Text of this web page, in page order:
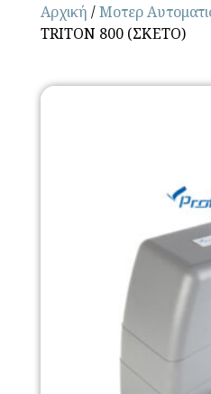
Αρχική /Μοτερ
TRITON 800 (ΣΚΕΤΟ)